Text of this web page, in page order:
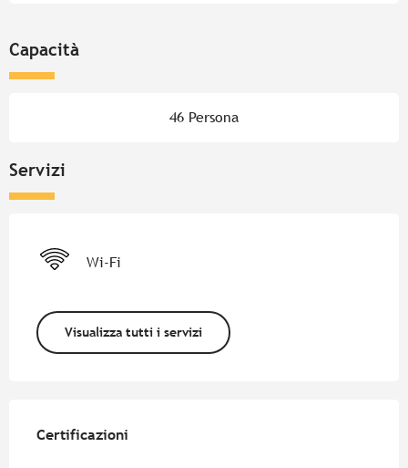
Capacità
46 Persona
Servizi
Wi-Fi
Visualizza tutti i servizi
Certificazioni
Certificazioni